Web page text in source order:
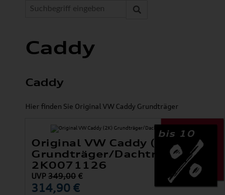
Caddy
Caddy
Hier finden Sie Original VW Caddy Grundträger
bis 10
Original VW Caddy (2K)
Grundträger/Dachträger
2K0071126
UVP349,00 €
314,90 €